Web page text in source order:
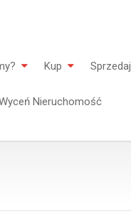
Kup Sprzedaj
Nieruchomość